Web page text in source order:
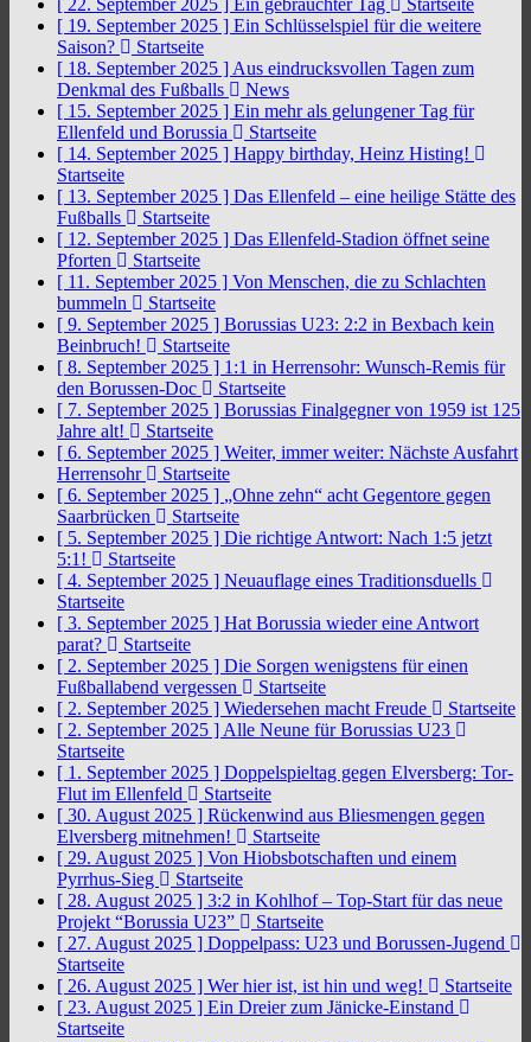
[ 22. September 2025 ] Ein gebrauchter Tag
Startseite
[ 19. September 2025 ] Ein Schlüsselspiel für die weitere
Saison?
Startseite
[ 18. September 2025 ] Aus eindrucksvollen Tagen zum
Denkmal des Fußballs
News
[ 15. September 2025 ] Ein mehr als gelungener Tag für
Ellenfeld und Borussia
Startseite
[ 14. September 2025 ] Happy birthday, Heinz Histing!
Startseite
[ 13. September 2025 ] Das Ellenfeld – eine heilige Stätte des
Fußballs
Startseite
[ 12. September 2025 ] Das Ellenfeld-Stadion öffnet seine
Pforten
Startseite
[ 11. September 2025 ] Von Menschen, die zu Schlachten
bummeln
Startseite
[ 9. September 2025 ] Borussias U23: 2:2 in Bexbach kein
Beinbruch!
Startseite
[ 8. September 2025 ] 1:1 in Herrensohr: Wunsch-Remis für
den Borussen-Doc
Startseite
[ 7. September 2025 ] Borussias Finalgegner von 1959 ist 125
Jahre alt!
Startseite
[ 6. September 2025 ] Weiter, immer weiter: Nächste Ausfahrt
Herrensohr
Startseite
[ 6. September 2025 ] „Ohne zehn“ acht Gegentore gegen
Saarbrücken
Startseite
[ 5. September 2025 ] Die richtige Antwort: Nach 1:5 jetzt
5:1!
Startseite
[ 4. September 2025 ] Neuauflage eines Traditionsduells
Startseite
[ 3. September 2025 ] Hat Borussia wieder eine Antwort
parat?
Startseite
[ 2. September 2025 ] Die Sorgen wenigstens für einen
Fußballabend vergessen
Startseite
[ 2. September 2025 ] Wiedersehen macht Freude
Startseite
[ 2. September 2025 ] Alle Neune für Borussias U23
Startseite
[ 1. September 2025 ] Doppelspieltag gegen Elversberg: Tor-
Flut im Ellenfeld
Startseite
[ 30. August 2025 ] Rückenwind aus Bliesmengen gegen
Elversberg mitnehmen!
Startseite
[ 29. August 2025 ] Von Hiobsbotschaften und einem
Pyrrhus-Sieg
Startseite
[ 28. August 2025 ] 3:2 in Kohlhof – Top-Start für das neue
Projekt “Borussia U23”
Startseite
[ 27. August 2025 ] Doppelpass: U23 und Borussen-Jugend
Startseite
[ 26. August 2025 ] Wer hier ist, ist hin und weg!
Startseite
[ 23. August 2025 ] Ein Dreier zum Jänicke-Einstand
Startseite